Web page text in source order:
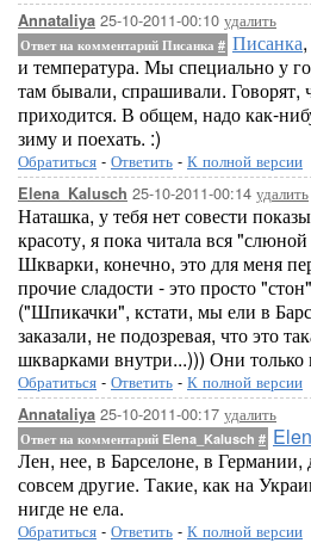
Annataliya 25-10-2011-00:10 удалить
Ответ на комментарий Писанка # Писанка
и температура. Мы специально у
там бывали, спрашивали. Говорят,
приходится. В общем, надо как-
зиму и поехать. :)
Обратиться - Ответить - К полной версии
Elena_Kalusch 25-10-2011-00:14 удалить
Наташка, у тебя нет совести
красоту, я пока читала вся
Шкварки, конечно, это для меня
прочие сладости - это просто
("Шпикачки", кстати, мы ели в
заказали, не подозревая, что это
шкварками внутри...))) Они только
Обратиться - Ответить - К полной версии
Annataliya 25-10-2011-00:17 удалить
Ответ на комментарий Elena_Kalusch #
Лен, нее, в Барселоне, в
совсем другие. Такие, как на
нигде не ела.
Обратиться - Ответить - К полной версии